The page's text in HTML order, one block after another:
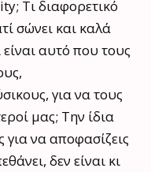
Τι διαφορετικό
σώνει και καλά
αυτό που τους
για να τους
μας; Την ίδια
για να αποφασίζεις
δεν είναι κι